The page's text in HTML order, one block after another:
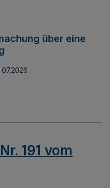
über eine
191 vom